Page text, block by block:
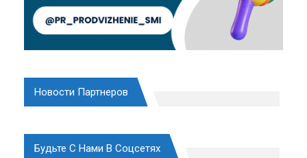
Новости Партнеров
Будьте С Нами В Соцсетях